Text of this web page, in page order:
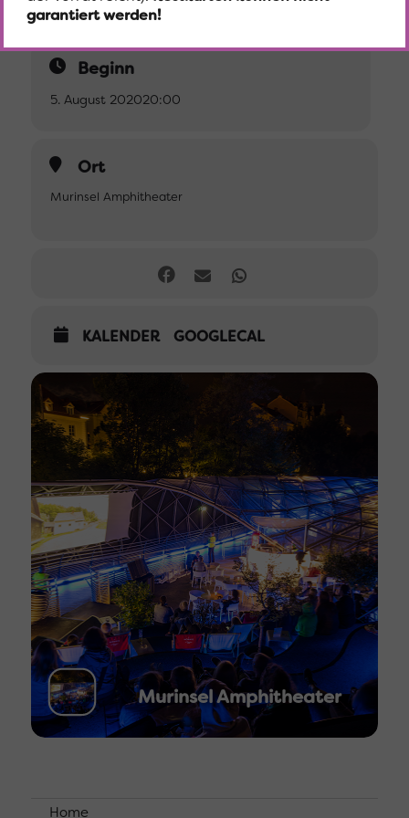
Beginn
5. August 202020:00
Ort
Murinsel Amphitheater
KALENDER GOOGLECAL
Murinsel Amphitheater
Home
garantiert werden!